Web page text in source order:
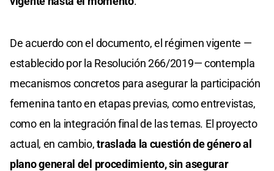
De acuerdo con el documento, el régimen vigente —
establecido por la Resolución 266/2019— contempla
mecanismos concretos para asegurar la participación
femenina tanto en etapas previas, como entrevistas,
como en la integración final de las ternas. El proyecto
actual, en cambio,traslada la cuestión de género al
plano general del procedimiento, sin asegurar